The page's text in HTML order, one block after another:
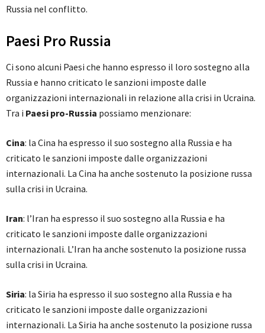
Russia nel conflitto.
Paesi Pro Russia
Ci sono alcuni Paesi che hanno espresso il loro sostegno alla
Russia e hanno criticato le sanzioni imposte dalle
organizzazioni internazionali in relazione alla crisi in Ucraina.
Tra i Paesi pro-Russia possiamo menzionare:
Cina: la Cina ha espresso il suo sostegno alla Russia e ha
criticato le sanzioni imposte dalle organizzazioni
internazionali. La Cina ha anche sostenuto la posizione russa
sulla crisi in Ucraina.
Iran: l’Iran ha espresso il suo sostegno alla Russia e ha
criticato le sanzioni imposte dalle organizzazioni
internazionali. L’Iran ha anche sostenuto la posizione russa
sulla crisi in Ucraina.
Siria: la Siria ha espresso il suo sostegno alla Russia e ha
criticato le sanzioni imposte dalle organizzazioni
internazionali. La Siria ha anche sostenuto la posizione russa